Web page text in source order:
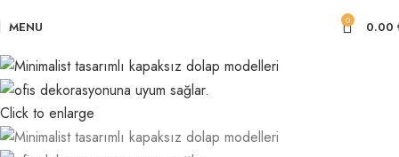
MENU 0 0.00
Click to enlarge